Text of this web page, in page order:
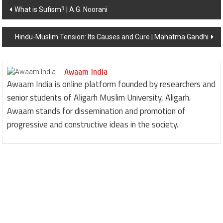
Post navigation
What is Sufism? | A.G. Noorani
Hindu-Muslim Tension: Its Causes and Cure | Mahatma Gandhi
Awaam India
Awaam India is online platform founded by researchers and
senior students of Aligarh Muslim University, Aligarh.
Awaam stands for dissemination and promotion of
progressive and constructive ideas in the society.